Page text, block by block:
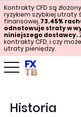
Historia
Kontrakty CFD są
ryzykiem szybkiej utraty
finansowej.73.45%
odnotowuje straty w
niniejszego dostawcy.
kontrakty CFD, i czy
utraty pieniędzy.